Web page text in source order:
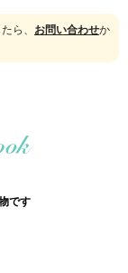
ら、 お問い合わせか
です